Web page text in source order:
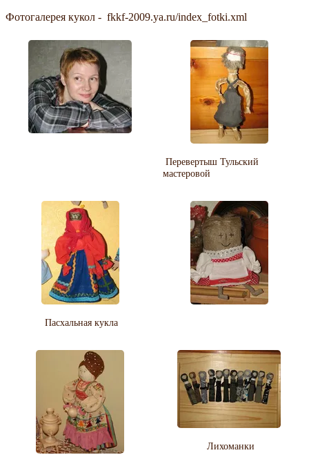
Фотогалерея кукол - fkkf-2009.ya.ru/index_fotki.xml
Перевертыш Тульский
мастеровой
Пасхальная кукла
Лихоманки